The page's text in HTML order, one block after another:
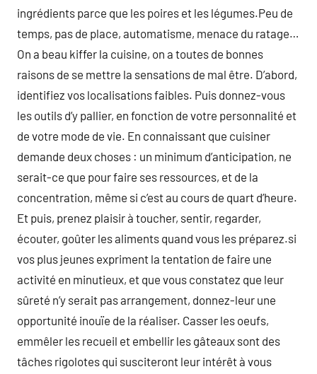
ingrédients parce que les poires et les légumes.Peu de
temps, pas de place, automatisme, menace du ratage…
On a beau kiffer la cuisine, on a toutes de bonnes
raisons de se mettre la sensations de mal être. D’abord,
identifiez vos localisations faibles. Puis donnez-vous
les outils d’y pallier, en fonction de votre personnalité et
de votre mode de vie. En connaissant que cuisiner
demande deux choses : un minimum d’anticipation, ne
serait-ce que pour faire ses ressources, et de la
concentration, même si c’est au cours de quart d’heure.
Et puis, prenez plaisir à toucher, sentir, regarder,
écouter, goûter les aliments quand vous les préparez.si
vos plus jeunes expriment la tentation de faire une
activité en minutieux, et que vous constatez que leur
sûreté n’y serait pas arrangement, donnez-leur une
opportunité inouïe de la réaliser. Casser les oeufs,
emmêler les recueil et embellir les gâteaux sont des
tâches rigolotes qui susciteront leur intérêt à vous